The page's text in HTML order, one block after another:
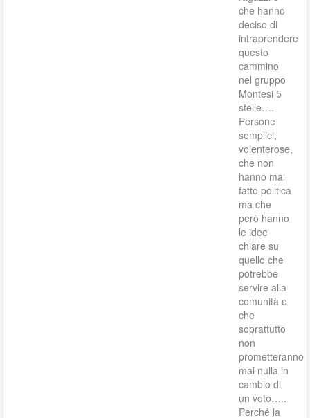
che hanno
deciso di
intraprendere
questo
cammino
nel gruppo
Montesi 5
stelle….
Persone
semplici,
volenterose,
che non
hanno mai
fatto politica
ma che
però hanno
le idee
chiare su
quello che
potrebbe
servire alla
comunità e
che
soprattutto
non
prometteranno
mai nulla in
cambio di
un voto…..
Perché la